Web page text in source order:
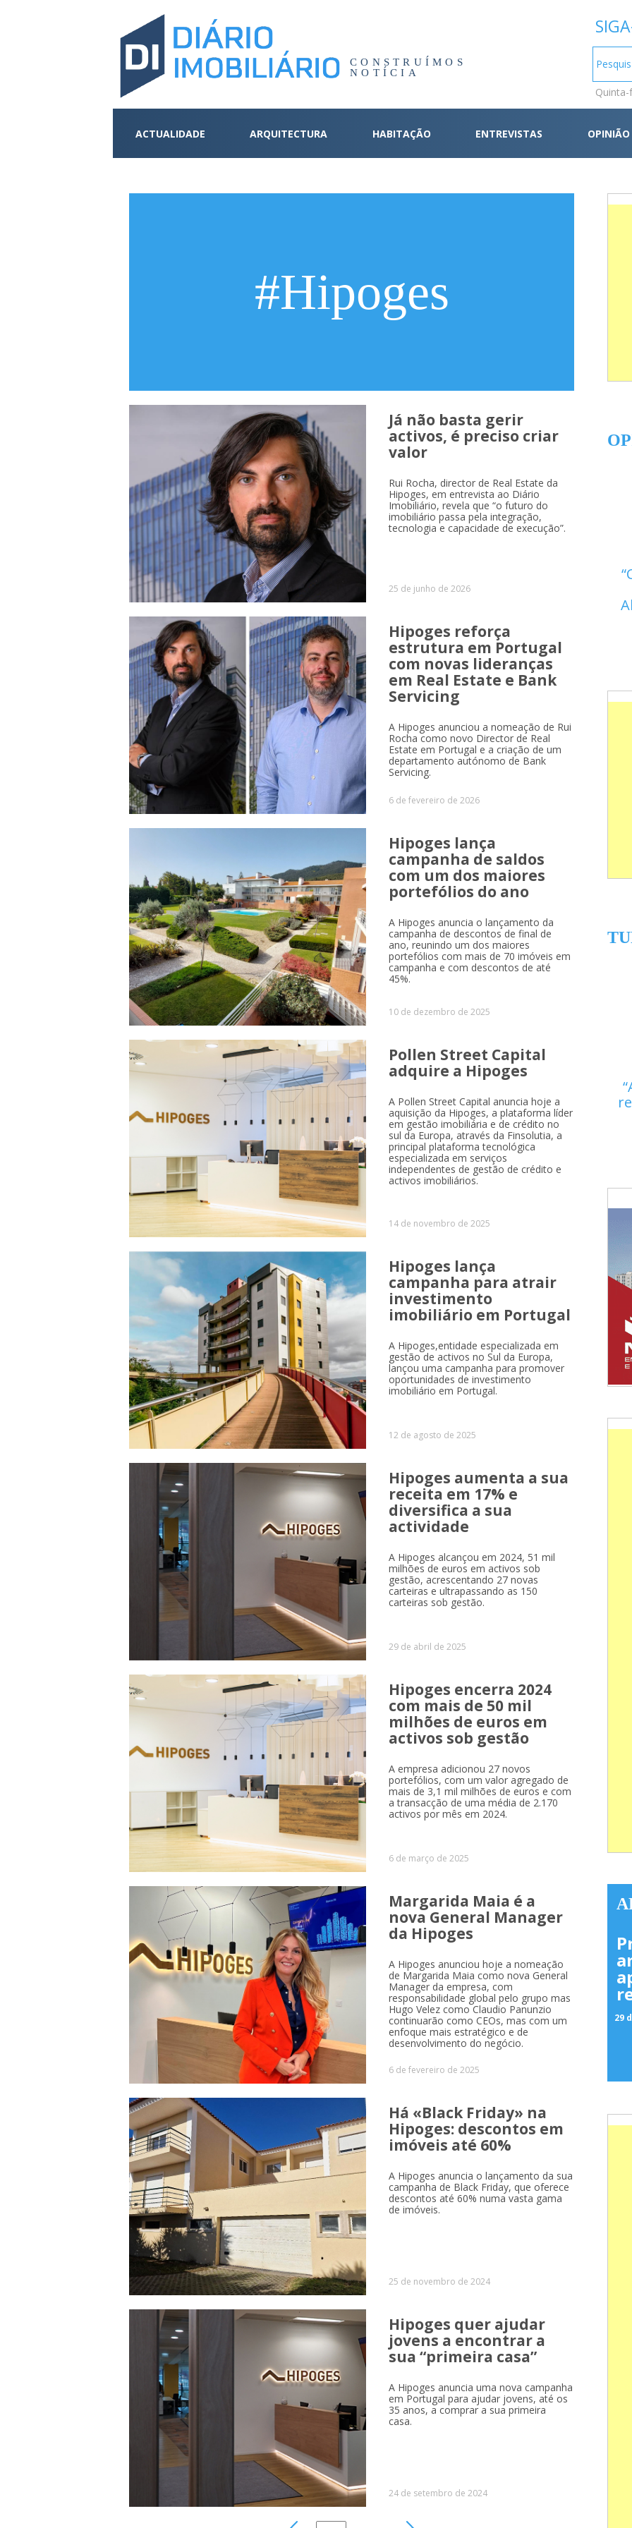
CONSTRUÍMOS
NOTÍCIA
ACTUALIDADE ARQUITECTURA HABITAÇÃO ENTREVISTAS OPINIÃO
#Hipoges
Já não basta gerir
activos, é preciso criar
valor
Rui Rocha, director de Real Estate da
Hipoges, em entrevista ao Diário
Imobiliário, revela que “o futuro do
imobiliário passa pela integração,
tecnologia e capacidade de execução”.
25 de junho de 2026
Hipoges reforça
estrutura em Portugal
com novas lideranças
em Real Estate e Bank
Servicing
A Hipoges anunciou a nomeação de Rui
Rocha como novo Director de Real
Estate em Portugal e a criação de um
departamento autónomo de Bank
Servicing.
6 de fevereiro de 2026
Hipoges lança
campanha de saldos
com um dos maiores
portefólios do ano
A Hipoges anuncia o lançamento da
campanha de descontos de final de
ano, reunindo um dos maiores
portefólios com mais de 70 imóveis em
campanha e com descontos de até
45%.
10 de dezembro de 2025
Pollen Street Capital
adquire a Hipoges
A Pollen Street Capital anuncia hoje a
aquisição da Hipoges, a plataforma líder
em gestão imobiliária e de crédito no
sul da Europa, através da Finsolutia, a
principal plataforma tecnológica
especializada em serviços
independentes de gestão de crédito e
activos imobiliários.
14 de novembro de 2025
Hipoges lança
campanha para atrair
investimento
imobiliário em Portugal
A Hipoges,entidade especializada em
gestão de activos no Sul da Europa,
lançou uma campanha para promover
oportunidades de investimento
imobiliário em Portugal.
12 de agosto de 2025
Hipoges aumenta a sua
receita em 17% e
diversifica a sua
actividade
A Hipoges alcançou em 2024, 51 mil
milhões de euros em activos sob
gestão, acrescentando 27 novas
carteiras e ultrapassando as 150
carteiras sob gestão.
29 de abril de 2025
Hipoges encerra 2024
com mais de 50 mil
milhões de euros em
activos sob gestão
A empresa adicionou 27 novos
portefólios, com um valor agregado de
mais de 3,1 mil milhões de euros e com
a transacção de uma média de 2.170
activos por mês em 2024.
6 de março de 2025
Margarida Maia é a
nova General Manager
da Hipoges
A Hipoges anunciou hoje a nomeação
de Margarida Maia como nova General
Manager da empresa, com
responsabilidade global pelo grupo mas
Hugo Velez como Claudio Panunzio
continuarão como CEOs, mas com um
enfoque mais estratégico e de
desenvolvimento do negócio.
6 de fevereiro de 2025
Há «Black Friday» na
Hipoges: descontos em
imóveis até 60%
A Hipoges anuncia o lançamento da sua
campanha de Black Friday, que oferece
descontos até 60% numa vasta gama
de imóveis.
25 de novembro de 2024
Hipoges quer ajudar
jovens a encontrar a
sua “primeira casa”
A Hipoges anuncia uma nova campanha
em Portugal para ajudar jovens, até os
35 anos, a comprar a sua primeira
casa.
24 de setembro de 2024
29